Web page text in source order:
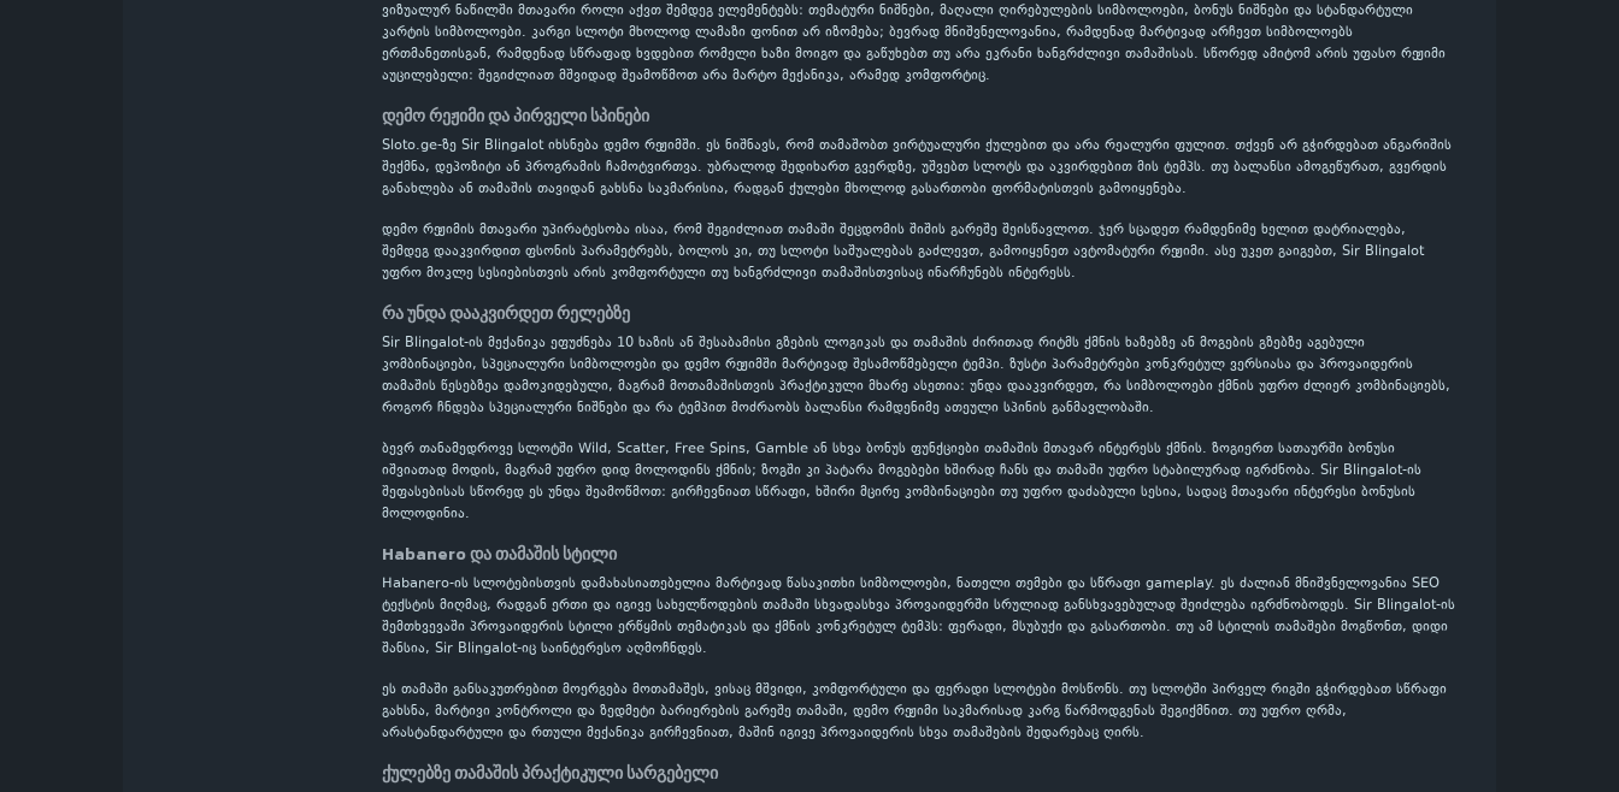
ვიზუალურ ნაწილში მთავარი როლი აქვთ შემდეგ ელემენტებს: თემატური ნიშნები, მაღალი ღირებულების სიმბოლოები, ბონუს ნიშნები და სტანდარტული
კარტის სიმბოლოები. კარგი სლოტი მხოლოდ ლამაზი ფონით არ იზომება; ბევრად მნიშვნელოვანია, რამდენად მარტივად არჩევთ სიმბოლოებს
ერთმანეთისგან, რამდენად სწრაფად ხვდებით რომელი ხაზი მოიგო და გაწუხებთ თუ არა ეკრანი ხანგრძლივი თამაშისას. სწორედ ამიტომ არის უფასო რეჟიმი
აუცილებელი: შეგიძლიათ მშვიდად შეამოწმოთ არა მარტო მექანიკა, არამედ კომფორტიც.
დემო რეჟიმი და პირველი სპინები
Sloto.ge-ზე Sir Blingalot იხსნება დემო რეჟიმში. ეს ნიშნავს, რომ თამაშობთ ვირტუალური ქულებით და არა რეალური ფულით. თქვენ არ გჭირდებათ ანგარიშის
შექმნა, დეპოზიტი ან პროგრამის ჩამოტვირთვა. უბრალოდ შედიხართ გვერდზე, უშვებთ სლოტს და აკვირდებით მის ტემპს. თუ ბალანსი ამოგეწურათ, გვერდის
განახლება ან თამაშის თავიდან გახსნა საკმარისია, რადგან ქულები მხოლოდ გასართობი ფორმატისთვის გამოიყენება.
დემო რეჟიმის მთავარი უპირატესობა ისაა, რომ შეგიძლიათ თამაში შეცდომის შიშის გარეშე შეისწავლოთ. ჯერ სცადეთ რამდენიმე ხელით დატრიალება,
შემდეგ დააკვირდით ფსონის პარამეტრებს, ბოლოს კი, თუ სლოტი საშუალებას გაძლევთ, გამოიყენეთ ავტომატური რეჟიმი. ასე უკეთ გაიგებთ, Sir Blingalot
უფრო მოკლე სესიებისთვის არის კომფორტული თუ ხანგრძლივი თამაშისთვისაც ინარჩუნებს ინტერესს.
რა უნდა დააკვირდეთ რელებზე
Sir Blingalot-ის მექანიკა ეფუძნება 10 ხაზის ან შესაბამისი გზების ლოგიკას და თამაშის ძირითად რიტმს ქმნის ხაზებზე ან მოგების გზებზე აგებული
კომბინაციები, სპეციალური სიმბოლოები და დემო რეჟიმში მარტივად შესამოწმებელი ტემპი. ზუსტი პარამეტრები კონკრეტულ ვერსიასა და პროვაიდერის
თამაშის წესებზეა დამოკიდებული, მაგრამ მოთამაშისთვის პრაქტიკული მხარე ასეთია: უნდა დააკვირდეთ, რა სიმბოლოები ქმნის უფრო ძლიერ კომბინაციებს,
როგორ ჩნდება სპეციალური ნიშნები და რა ტემპით მოძრაობს ბალანსი რამდენიმე ათეული სპინის განმავლობაში.
ბევრ თანამედროვე სლოტში Wild, Scatter, Free Spins, Gamble ან სხვა ბონუს ფუნქციები თამაშის მთავარ ინტერესს ქმნის. ზოგიერთ სათაურში ბონუსი
იშვიათად მოდის, მაგრამ უფრო დიდ მოლოდინს ქმნის; ზოგში კი პატარა მოგებები ხშირად ჩანს და თამაში უფრო სტაბილურად იგრძნობა. Sir Blingalot-ის
შეფასებისას სწორედ ეს უნდა შეამოწმოთ: გირჩევნიათ სწრაფი, ხშირი მცირე კომბინაციები თუ უფრო დაძაბული სესია, სადაც მთავარი ინტერესი ბონუსის
მოლოდინია.
Habanero და თამაშის სტილი
Habanero-ის სლოტებისთვის დამახასიათებელია მარტივად წასაკითხი სიმბოლოები, ნათელი თემები და სწრაფი gameplay. ეს ძალიან მნიშვნელოვანია SEO
ტექსტის მიღმაც, რადგან ერთი და იგივე სახელწოდების თამაში სხვადასხვა პროვაიდერში სრულიად განსხვავებულად შეიძლება იგრძნობოდეს. Sir Blingalot-ის
შემთხვევაში პროვაიდერის სტილი ერწყმის თემატიკას და ქმნის კონკრეტულ ტემპს: ფერადი, მსუბუქი და გასართობი. თუ ამ სტილის თამაშები მოგწონთ, დიდი
შანსია, Sir Blingalot-იც საინტერესო აღმოჩნდეს.
ეს თამაში განსაკუთრებით მოერგება მოთამაშეს, ვისაც მშვიდი, კომფორტული და ფერადი სლოტები მოსწონს. თუ სლოტში პირველ რიგში გჭირდებათ სწრაფი
გახსნა, მარტივი კონტროლი და ზედმეტი ბარიერების გარეშე თამაში, დემო რეჟიმი საკმარისად კარგ წარმოდგენას შეგიქმნით. თუ უფრო ღრმა,
არასტანდარტული და რთული მექანიკა გირჩევნიათ, მაშინ იგივე პროვაიდერის სხვა თამაშების შედარებაც ღირს.
ქულებზე თამაშის პრაქტიკული სარგებელი